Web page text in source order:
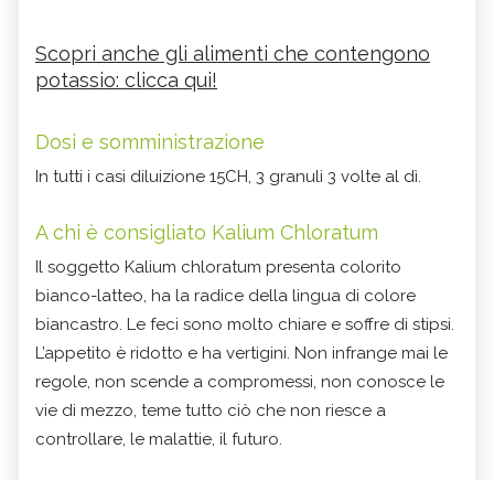
Scopri anche gli alimenti che contengono
potassio: clicca qui!
Dosi e somministrazione
In tutti i casi diluizione 15CH, 3 granuli 3 volte al dì.
A chi è consigliato Kalium Chloratum
Il soggetto Kalium chloratum presenta colorito
bianco-latteo, ha la radice della lingua di colore
biancastro. Le feci sono molto chiare e soffre di stipsi.
L’appetito è ridotto e ha vertigini. Non infrange mai le
regole, non scende a compromessi, non conosce le
vie di mezzo, teme tutto ciò che non riesce a
controllare, le malattie, il futuro.